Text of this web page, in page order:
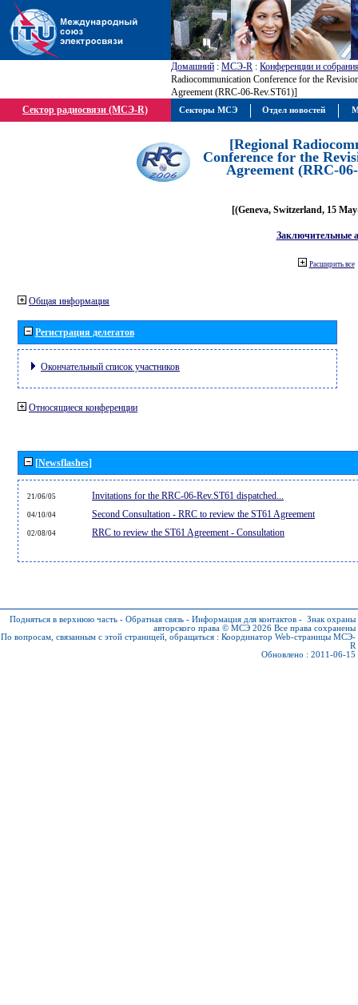
Домашний : МСЭ-R : Конференции и
Radiocommunication Conference for the
Agreement (RRC-06-Rev.ST61)]
Сектор радиосвязи (МСЭ-R)
[Regional
Conference for the
Agreement (RRC-
[(Geneva, Switzerland, 15
Заключительные
Расширить все
Общая информация
Регистрация делегатов
Окончательный список участников
Относящиеся конференции
[Newsflashes]
21/06/05 Invitations for the RRC-06-Rev.ST61 dispatched...
04/10/04 Second Consultation - RRC to review the ST61 Agreement
02/08/04 RRC to review the ST61 Agreement - Consultation
Подняться в верхнюю часть - Обратная связь - Информация для контактов - Знак охраны
авторского права © МСЭ 2026 Все права сохранены
По вопросам, связанным с этой страницей, обращаться : Координатор Web-страницы МСЭ-
R
Обновлено : 2011-06-15
Секторы МСЭ Отдел новостей